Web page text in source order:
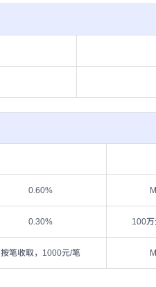
0.60%
0.30% 100
按笔收取，1000元/笔